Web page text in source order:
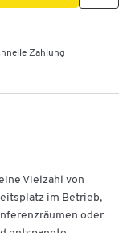
Zahlung
Vielzahl von
im Betrieb,
oder